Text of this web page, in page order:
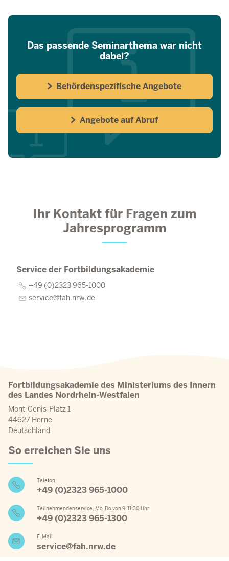
Das passende Seminarthema war nicht
dabei?
Behördenspezifische Angebote
Angebote auf Abruf
Ihr Kontakt für Fragen zum
Jahresprogramm
Service der Fortbildungsakademie
+49 (0)2323 965-1000
service@fah.nrw.de
Fortbildungsakademie des Ministeriums des Innern
des Landes Nordrhein-Westfalen
Mont-Cenis-Platz 1
44627 Herne
Deutschland
So erreichen Sie uns
Telefon
+49 (0)2323 965-1000
Teilnehmendenservice, Mo-Do von 9-11:30 Uhr
+49 (0)2323 965-1300
E-Mail
service@fah.nrw.de